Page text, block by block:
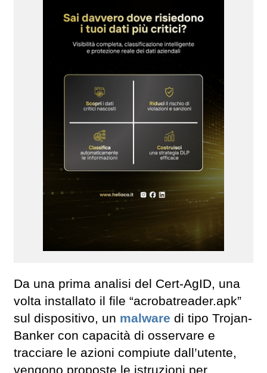
Da una prima analisi del Cert-AgID, una
volta installato il file “acrobatreader.apk”
sul dispositivo, un malware di tipo Trojan-
Banker con capacità di osservare e
tracciare le azioni compiute dall’utente,
vengono proposte le istruzioni per